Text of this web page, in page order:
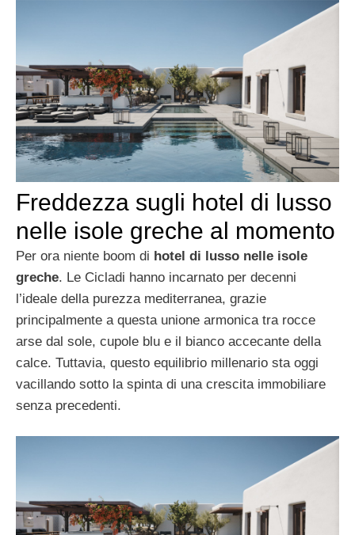
Freddezza sugli hotel di lusso
nelle isole greche al momento
Per ora niente boom di hotel di lusso nelle isole
greche. Le Cicladi hanno incarnato per decenni
l’ideale della purezza mediterranea, grazie
principalmente a questa unione armonica tra rocce
arse dal sole, cupole blu e il bianco accecante della
calce. Tuttavia, questo equilibrio millenario sta oggi
vacillando sotto la spinta di una crescita immobiliare
senza precedenti.